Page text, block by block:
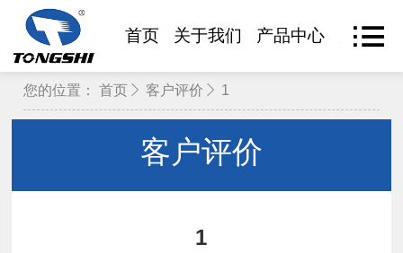
首页 关于我们 产品中心 产品查
您的位置： 首页 客户评价 1
客户评价
1